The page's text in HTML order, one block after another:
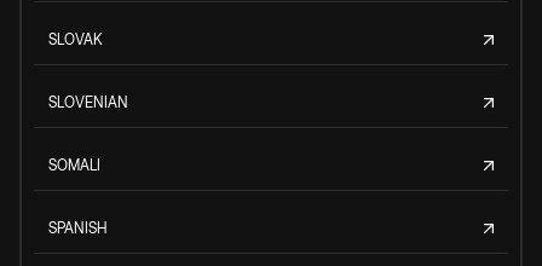
SLOVAK
SLOVENIAN
SOMALI
SPANISH